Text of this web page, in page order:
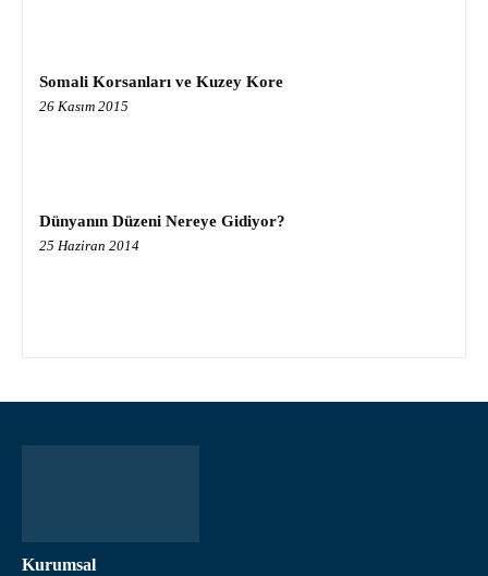
Somali Korsanları ve Kuzey Kore
26 Kasım 2015
Dünyanın Düzeni Nereye Gidiyor?
25 Haziran 2014
Kurumsal